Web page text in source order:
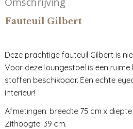
Fauteuil Gilbert
Deze prachtige fauteuil Gilbert is
Voor deze loungestoel is een
stoffen beschikbaar. Een echte
interieur!
Afmetingen: breedte 75 cm x
Zithoogte: 39 cm.